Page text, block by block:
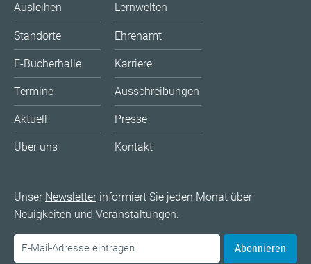
Ausleihen
Standorte
E-Bücherhalle
Termine
Aktuell
Über uns
Lernwelten
Ehrenamt
Karriere
Ausschreibungen
Presse
Kontakt
Unser Newsletterinformiert Sie jeden Monat über
Neuigkeiten und Veranstaltungen.
Abonnieren